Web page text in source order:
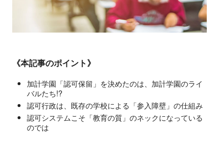
《本記事のポイント》
加計学園「認可保留」を決めたのは、加計学園のライ
バルたち!?
認可行政は、既存の学校による「参入障壁」の仕組み
認可システムこそ「教育の質」のネックになっている
のでは